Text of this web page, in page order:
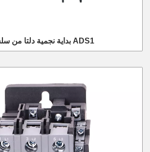
بداية نجمية دلتا من سلسلة ADS1